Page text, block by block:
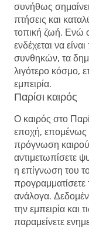
συνήθως
πτήσεις και
τοπική ζωή. Ενώ
ενδέχεται να
συνθηκών, τα
λιγότερο κόσμο,
εμπειρία.
Παρίσι καιρός
Ο καιρός στο
εποχή, επομένως
πρόγνωση καιρού
αντιμετωπίσετε
η επίγνωση του
προγραμματίσετε
ανάλογα.
την εμπειρία και
παραμείνετε